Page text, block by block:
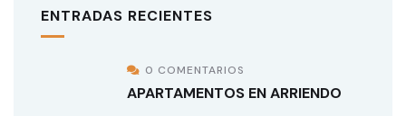
ENTRADAS RECIENTES
0 COMENTARIOS
APARTAMENTOS EN ARRIENDO